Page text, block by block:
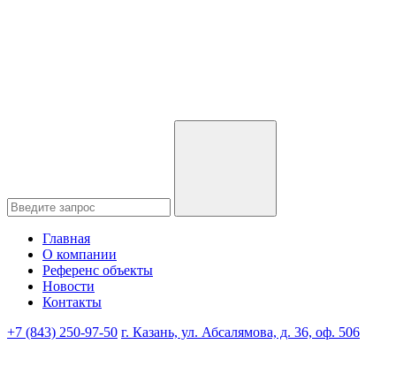
Главная
О компании
Референс объекты
Новости
Контакты
+7 (843) 250-97-50 г. Казань, ул. Абсалямова, д. 36, оф. 506